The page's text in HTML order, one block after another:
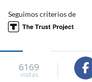
Seguimos criterios de
6169
visitas